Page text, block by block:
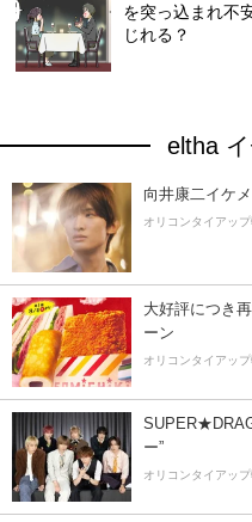
を突っ込まれ不
じれる？
eltha
向井康二イケ
オリコンタイアッ
大好評につき
ーン
オリコンタイアッ
ー”
オリコンタイアッ